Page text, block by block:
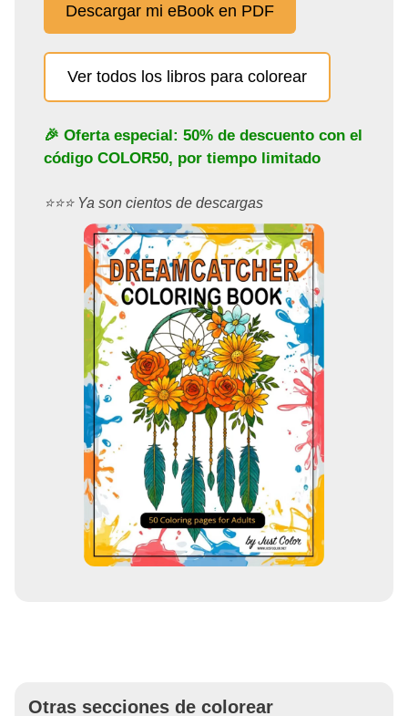
Descargar mi eBook en PDF
Ver todos los libros para colorear
🎉 Oferta especial: 50% de descuento con el
código COLOR50, por tiempo limitado
⭐️⭐️⭐️ Ya son cientos de descargas
Otras secciones de colorear